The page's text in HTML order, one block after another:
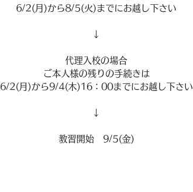
6/2(月)から8/5(火)までにお越し下さい
↓
代理入校の場合
ご本人様の残りの手続きは
6/2(月)から9/4(木)16：00までにお越し下さい
↓
教習開始 9/5(金)